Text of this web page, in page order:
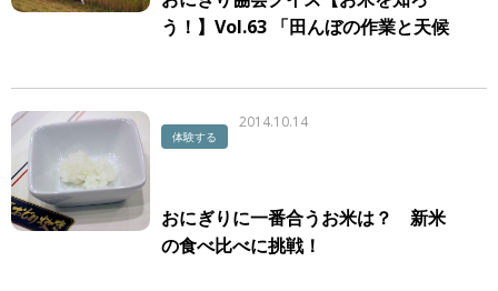
う！】Vol.63 「田んぼの作業と天候
体験する
2014.10.14
おにぎりに一番合うお米は？ 新米
の食べ比べに挑戦！